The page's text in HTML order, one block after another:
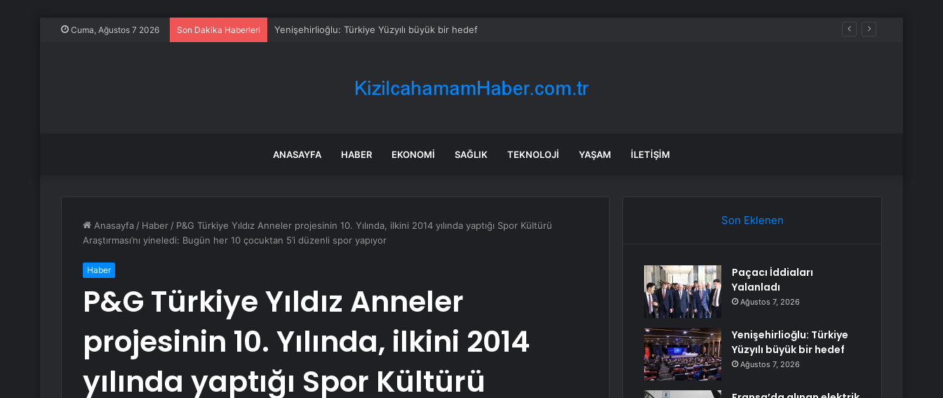
Cuma, Ağustos 7 2026 Son Dakika Haberleri Yenişehirlioğlu: Türkiye Yüzyılı büyük bir hedef
ANASAYFA HABER EKONOMI SAĞLIK TEKNOLOJI YAŞAM İLETIŞIM
Anasayfa / Haber / P&G Türkiye Yıldız Anneler projesinin 10. Yılında, ilkini 2014 yılında yaptığı Spor Kültürü
Araştırması’nı yineledi: Bugün her 10 çocuktan 5’i düzenli spor yapıyor
Haber
P&G Türkiye Yıldız Anneler
projesinin 10. Yılında, ilkini 2014
yılında yaptığı Spor Kültürü
Son Eklenen
Paçacı İddiaları
Yalanladı
Ağustos 7, 2026
Yenişehirlioğlu: Türkiye
Yüzyılı büyük bir hedef
Ağustos 7, 2026